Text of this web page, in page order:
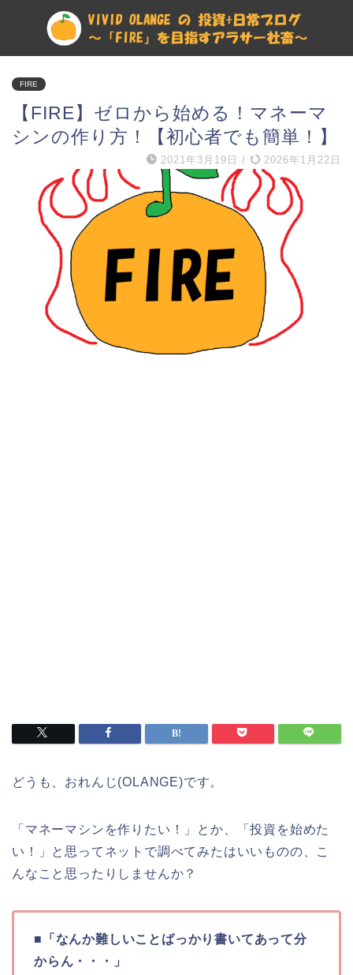
FIRE
【FIRE】ゼロから始める！マネーマ
シンの作り方！【初心者でも簡単！】
2021年3月19日 / 2026年1月22日
どうも、おれんじ(OLANGE)です。
「マネーマシンを作りたい！」とか、「投資を始めた
い！」と思ってネットで調べてみたはいいものの、こ
んなこと思ったりしませんか？
■「なんか難しいことばっかり書いてあって分
からん・・・」